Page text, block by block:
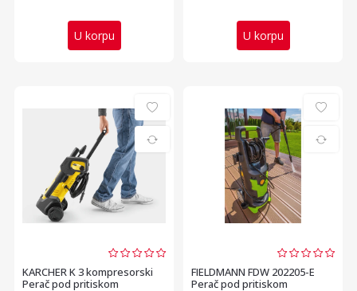
U korpu U korpu
KARCHER K 3 kompresorski
Perač pod pritiskom
FIELDMANN FDW 202205-E
Perač pod pritiskom